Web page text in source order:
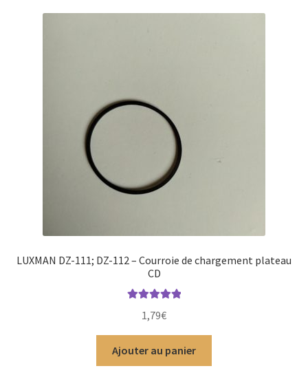
LUXMAN DZ-111; DZ-112 – Courroie de chargement plateau
CD
1,79€
Ajouter au panier